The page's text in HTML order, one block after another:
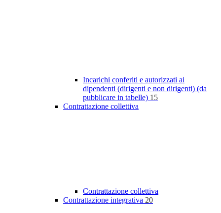
Incarichi conferiti e autorizzati ai
dipendenti (dirigenti e non dirigenti) (da
pubblicare in tabelle) 15
Contrattazione collettiva
Contrattazione collettiva
Contrattazione integrativa 20